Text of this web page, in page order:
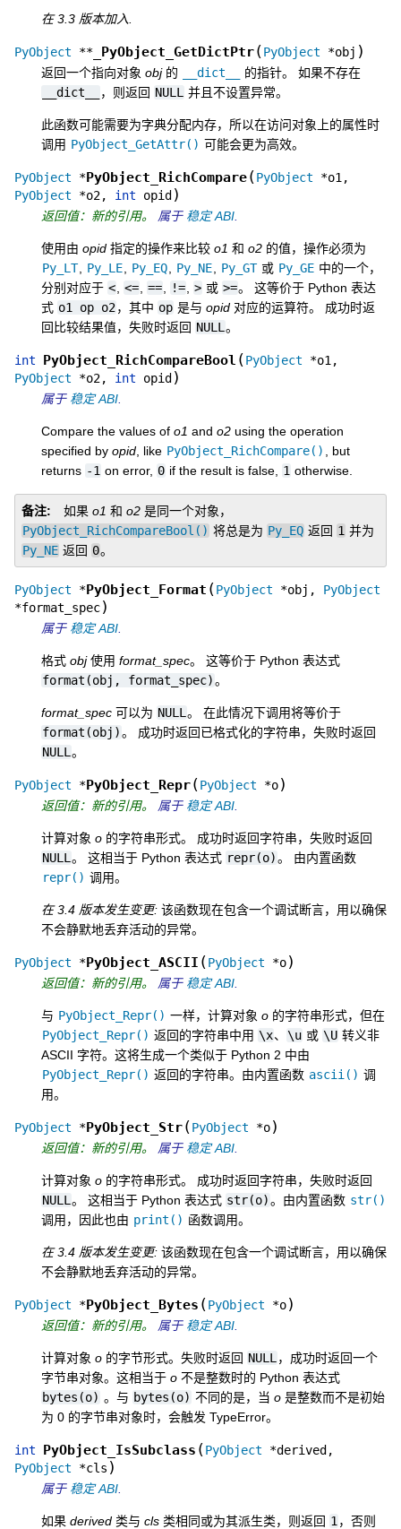
在 3.3 版本加入.
PyObject ** _PyObject_GetDictPtr(PyObject *obj )
返回一个指向对象 obj的 __dict__
的指针。 如果不存在
__dict__
，则返回 NULL 并且不设置异常。
此函数可能需要为字典分配内存，所以在访问对象上的属性时
调用 PyObject_GetAttr() 可能会更为高效。
PyObject *PyObject_RichCompare(PyObject *o1 ,
PyObject
*o2, int opid)
返回值：新的引用。 属于 稳定 ABI
使用由 opid 指定的操作来比较 o1 和 o2 的值，操作必须为
Py_LT
Py_LE Py_EQ Py_NE Py_GT 或 Py_GE 中的一个，
分别对应于 < <= == != > 或 >=。 这等价于 Python 表达
式 o1 op o2，其中 op 是与 opid 对应的运算符。 成功时返
回比较结果值，失败时返回 NULL 。
int PyObject_RichCompareBool (PyObject *o1 ,
PyObject
*o2, int opid)
属于 稳定 ABI
Compare the values of o1 and o2 using the operation
specified by opid , like PyObject_RichCompare()
, but
returns -1 on error, 0 if the result is false, 1 otherwise.
备注 如果 o1 和 o2 是同一个对象，
PyObject_RichCompareBool() 将总是为 Py_EQ 返回 1 并为
Py_NE 返回 0。
PyObject *PyObject_Format (PyObject *obj , PyObject
*format_spec)
属于 稳定 ABI
格式 obj使用 format_spec。 这等价于 Python 表达式
format(obj,
format_spec)。
format_spec 可以为 NULL 。 在此情况下调用将等价于
format(obj)。 成功时返回已格式化的字符串，失败时返回
NULL 。
PyObject *PyObject_Repr(PyObject *o)
返回值：新的引用。 属于 稳定 ABI
计算对象 o 的字符串形式。 成功时返回字符串，失败时返回
NULL 。 这相当于 Python 表达式 repr(o)。 由内置函数
repr() 调用。
在 3.4 版本发生变更: 该函数现在包含一个调试断言，用以确保
不会静默地丢弃活动的异常。
PyObject *PyObject_ASCII (PyObject *o)
返回值：新的引用。 属于 稳定 ABI
与 PyObject_Repr() 一样，计算对象 o 的字符串形式，但在
PyObject_Repr() 返回的字符串中用 \x、 \u 或 \U 转义非
ASCII 字符。这将生成一个类似于 Python 2 中由
PyObject_Repr() 返回的字符串。由内置函数 ascii() 调
用。
PyObject *PyObject_Str(PyObject *o)
返回值：新的引用。 属于 稳定 ABI
计算对象 o 的字符串形式。 成功时返回字符串，失败时返回
NULL 。 这相当于 Python 表达式 str(o)。由内置函数 str()
调用，因此也由 print() 函数调用。
在 3.4 版本发生变更: 该函数现在包含一个调试断言，用以确保
不会静默地丢弃活动的异常。
PyObject *PyObject_Bytes (PyObject *o)
返回值：新的引用。 属于 稳定 ABI
计算对象 o 的字节形式。失败时返回 NULL ，成功时返回一个
字节串对象。这相当于 o 不是整数时的 Python 表达式
bytes(o) 。与 bytes(o) 不同的是，当 o 是整数而不是初始
为 0 的字节串对象时，会触发 TypeError。
int PyObject_IsSubclass (PyObject *derived,
PyObject
*cls )
属于 稳定 ABI
如果 derived 类与 cls 类相同或为其派生类，则返回 1 ，否则